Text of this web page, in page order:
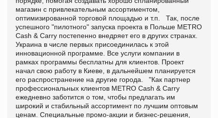
магазин с привлекательным ассортиментом,
оптимизированной торговой площадью и т.п.
Так, после
успешного "пилотного" запуска проекта в Польше METRO
Cash & Carry постепенно внедряет его в других странах.
Украина в числе первых присоединилась к этой
инновационной программе. Все услуги компании в
рамках программы бесплатны для клиентов. Проект
начал свою работу в Киеве, в дальнейшем планируется
его распространение на другие города.
"Как партнер
профессиональных клиентов METRO Cash & Carry
ежедневно заботится о том, чтобы предлагать им
широкий и стабильный ассортимент по лучшим оптовым
ценам. Специальные промо-акции и бизнес-решения,